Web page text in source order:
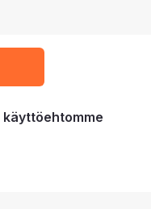
käyttöehtomme